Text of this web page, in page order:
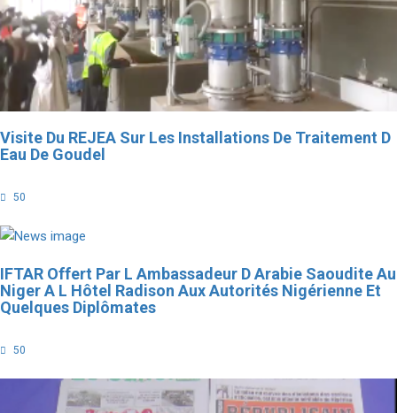
Visite Du REJEA Sur Les Installations De Traitement D
Eau De Goudel
50
IFTAR Offert Par L Ambassadeur D Arabie Saoudite Au
Niger A L Hôtel Radison Aux Autorités Nigérienne Et
Quelques Diplômates
50